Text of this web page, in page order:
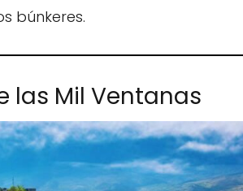
búnkeres.
las Mil Ventanas